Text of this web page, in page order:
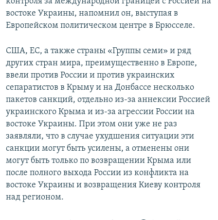
востоке Украины, напомнил он, выступая в
Европейском политическом центре в Брюсселе.
США, ЕС, а также страны «Группы семи» и ряд
других стран мира, преимущественно в Европе,
ввели против России и против украинских
сепаратистов в Крыму и на Донбассе несколько
пакетов санкций, отдельно из-за аннексии Россией
украинского Крыма и из-за агрессии России на
востоке Украины. При этом они уже не раз
заявляли, что в случае ухудшения ситуации эти
санкции могут быть усилены, а отменены они
могут быть только по возвращении Крыма или
после полного выхода России из конфликта на
востоке Украины и возвращения Киеву контроля
над регионом.